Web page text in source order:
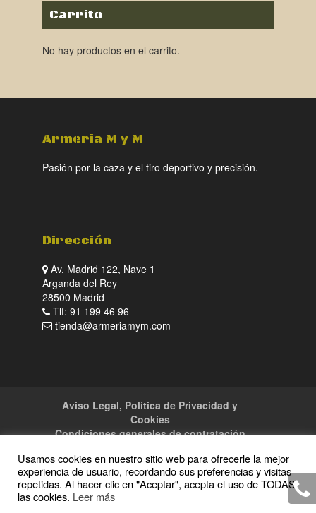
Carrito
No hay productos en el carrito.
Armeria M y M
Pasión por la caza y el tiro deportivo y precisión.
Dirección
Av. Madrid 122, Nave 1
Arganda del Rey
28500 Madrid
Tlf: 91 199 46 96
tienda@armeriamym.com
Aviso Legal, Política de Privacidad y
Cookies
Condiciones generales de contratación
Usamos cookies en nuestro sitio web para ofrecerle la mejor
experiencia de usuario, recordando sus preferencias y visitas
repetidas. Al hacer clic en "Aceptar", acepta el uso de TODAS
las cookies. Leer más